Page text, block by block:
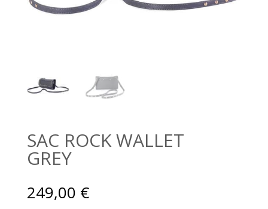
SAC ROCK WALLET
GREY
249,00 €